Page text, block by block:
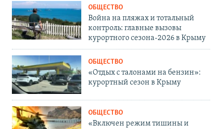
ОБЩЕСТВО
Война на пляжах и тотальный
контроль: главные вызовы
курортного сезона-2026 в Крыму
ОБЩЕСТВО
«Отдых с талонами на бензин»:
курортный сезон в Крыму
ОБЩЕСТВО
«Включен режим тишины и